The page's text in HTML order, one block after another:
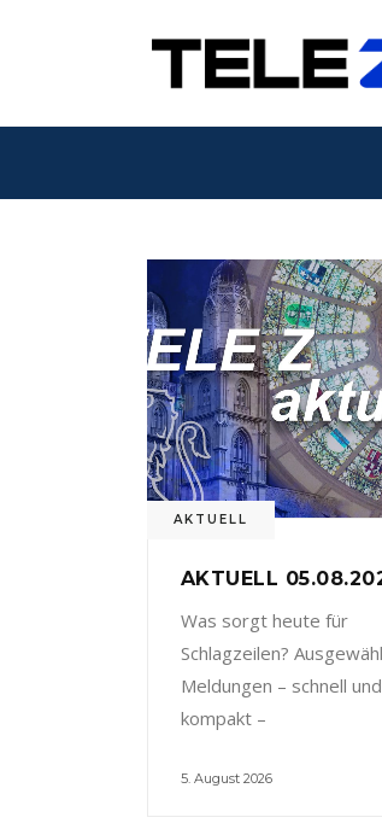
AKTUELL
AKTUELL
Was sorgt heute für
Schlagzeilen?
Meldungen – schnell und
kompakt –
5. August 2026